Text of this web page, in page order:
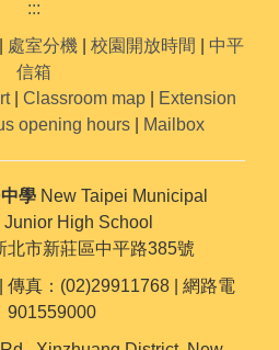
:::
處室分機 校園開放時間
中平
信箱
| Classroom map
Extension
opening hours| Mailbox
學 New Taipei Municipal
High School
北市新莊區中平路385號
傳真：(02)29911768 | 網路電
901559000